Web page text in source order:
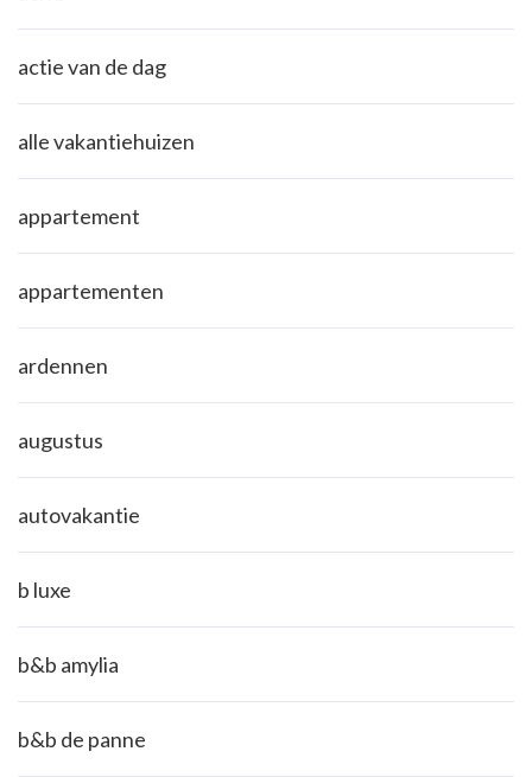
actie van de dag
alle vakantiehuizen
appartement
appartementen
ardennen
augustus
autovakantie
b luxe
b&b amylia
b&b de panne